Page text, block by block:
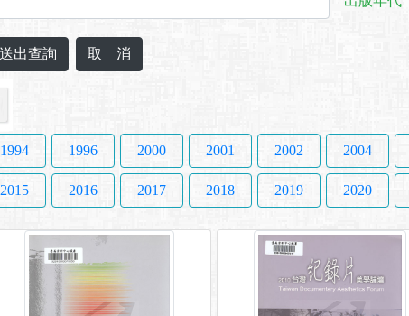
1994 1996 2000 2001 2002 2004
2015 2016 2017 2018 2019 2020